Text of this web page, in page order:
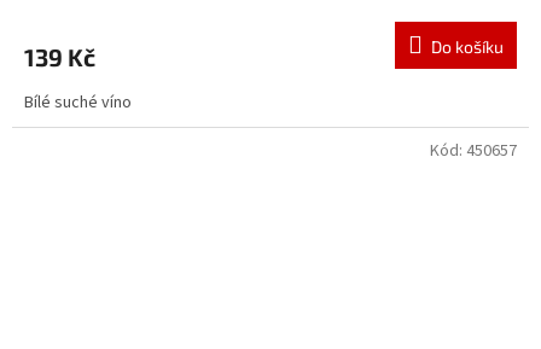
139 Kč Do košíku
Bílé suché víno
Kód: 450657